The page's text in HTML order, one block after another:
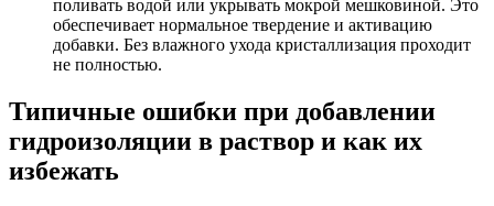
поливать водой или укрывать мокрой мешковиной. Это
обеспечивает нормальное твердение и активацию
добавки. Без влажного ухода кристаллизация проходит
не полностью.
Типичные ошибки при добавлении
гидроизоляции в раствор и как их
избежать